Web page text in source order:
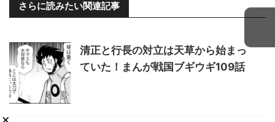
さらに読みたい関連記事
清正と行長の対立は天草から始まっ
ていた！まんが戦国ブギウギ109話